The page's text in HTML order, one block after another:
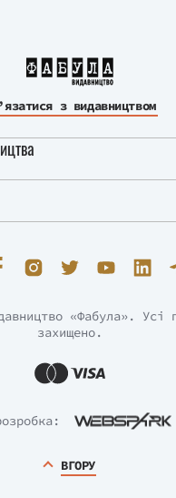
з видавництвом
«Фабула». Усі
захищено.
ВГОРУ